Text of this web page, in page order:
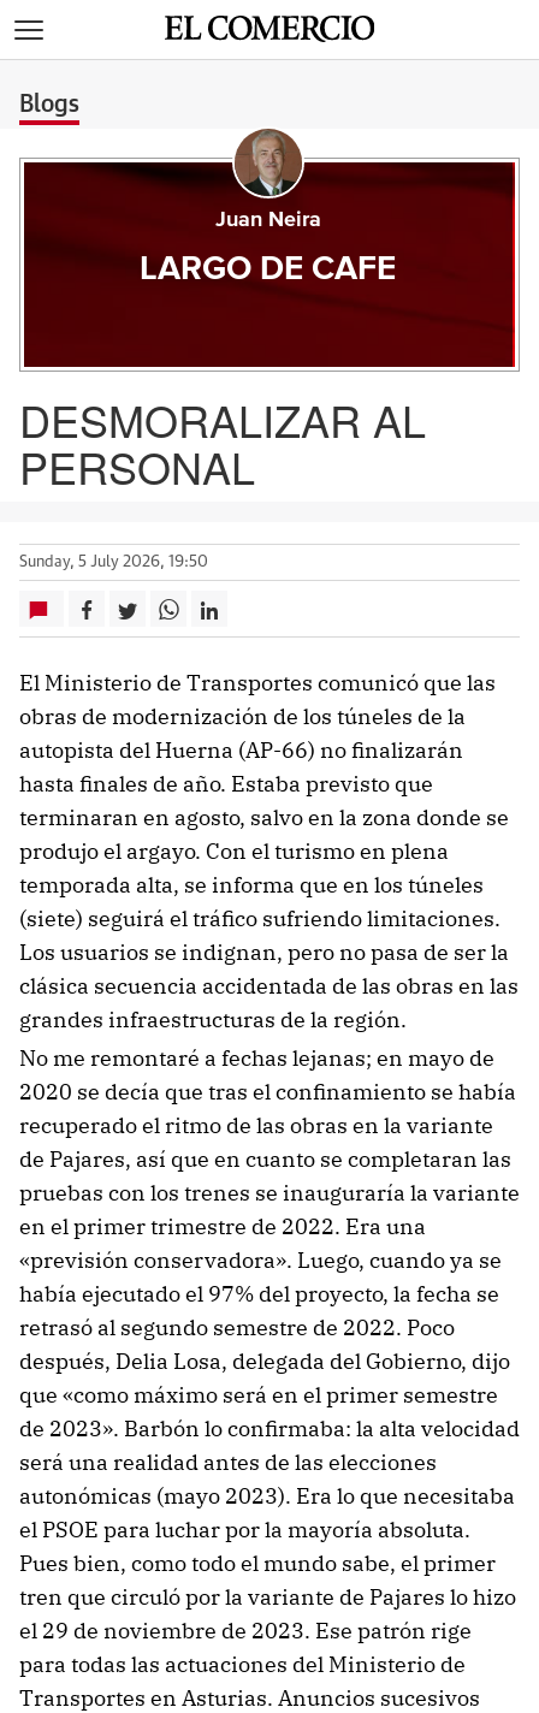
Blogs
Juan Neira
LARGO DE CAFE
DESMORALIZAR AL
PERSONAL
Sunday, 5 July 2026, 19:50
El Ministerio de Transportes comunicó que las
obras de modernización de los túneles de la
autopista del Huerna (AP-66) no finalizarán
hasta finales de año. Estaba previsto que
terminaran en agosto, salvo en la zona donde se
produjo el argayo. Con el turismo en plena
temporada alta, se informa que en los túneles
(siete) seguirá el tráfico sufriendo limitaciones.
Los usuarios se indignan, pero no pasa de ser la
clásica secuencia accidentada de las obras en las
grandes infraestructuras de la región.
No me remontaré a fechas lejanas; en mayo de
2020 se decía que tras el confinamiento se había
recuperado el ritmo de las obras en la variante
de Pajares, así que en cuanto se completaran las
pruebas con los trenes se inauguraría la variante
en el primer trimestre de 2022. Era una
«previsión conservadora». Luego, cuando ya se
había ejecutado el 97% del proyecto, la fecha se
retrasó al segundo semestre de 2022. Poco
después, Delia Losa, delegada del Gobierno, dijo
que «como máximo será en el primer semestre
de 2023». Barbón lo confirmaba: la alta velocidad
será una realidad antes de las elecciones
autonómicas (mayo 2023). Era lo que necesitaba
el PSOE para luchar por la mayoría absoluta.
Pues bien, como todo el mundo sabe, el primer
tren que circuló por la variante de Pajares lo hizo
el 29 de noviembre de 2023. Ese patrón rige
para todas las actuaciones del Ministerio de
Transportes en Asturias. Anuncios sucesivos